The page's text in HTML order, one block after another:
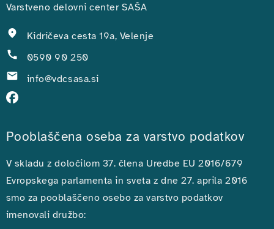
Varstveno delovni center SAŠA
Kidričeva cesta 19a, Velenje
0590 90 250
info@vdcsasa.si
Pooblaščena oseba za varstvo podatkov
V skladu z določilom 37. člena Uredbe EU 2016/679
Evropskega parlamenta in sveta z dne 27. aprila 2016
smo za pooblaščeno osebo za varstvo podatkov
imenovali družbo: